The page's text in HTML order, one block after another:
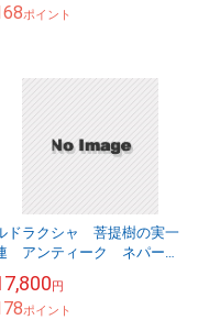
ポイント
ドラクシャ 菩提樹の実一
アンティーク ネパール
円
ポイント